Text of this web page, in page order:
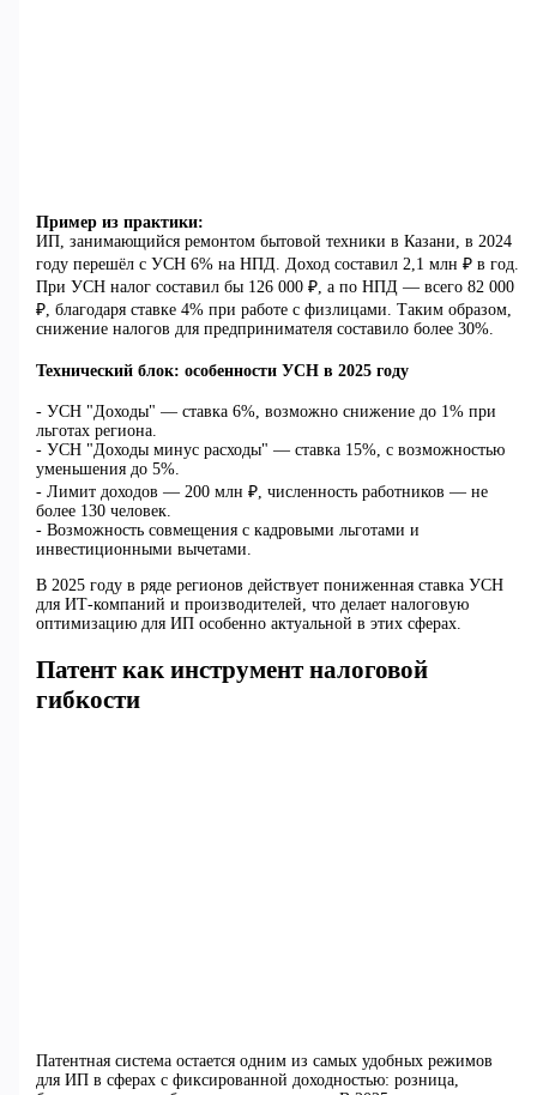
Пример из практики:
ИП, занимающийся ремонтом бытовой техники в Казани, в 2024
году перешёл с УСН 6% на НПД. Доход составил 2,1 млн ₽ в год.
При УСН налог составил бы 126 000 ₽, а по НПД — всего 82 000
₽, благодаря ставке 4% при работе с физлицами. Таким образом,
снижение налогов для предпринимателя составило более 30%.
Технический блок: особенности УСН в 2025 году
- УСН "Доходы" — ставка 6%, возможно снижение до 1% при
льготах региона.
- УСН "Доходы минус расходы" — ставка 15%, с возможностью
уменьшения до 5%.
- Лимит доходов — 200 млн ₽, численность работников — не
более 130 человек.
- Возможность совмещения с кадровыми льготами и
инвестиционными вычетами.
В 2025 году в ряде регионов действует пониженная ставка УСН
для ИТ-компаний и производителей, что делает налоговую
оптимизацию для ИП особенно актуальной в этих сферах.
Патент как инструмент налоговой
гибкости
Патентная система остается одним из самых удобных режимов
для ИП в сферах с фиксированной доходностью: розница,